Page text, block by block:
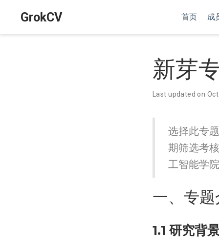
GrokCV 首页 成
新芽
Last updated on
选择此专
期筛选考
工智能学
一、专
1.1 研究背